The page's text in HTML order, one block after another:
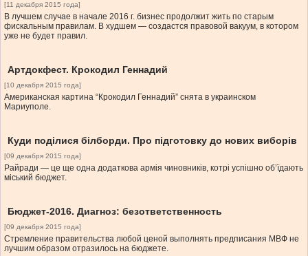
[11 декабря 2015 года]
В лучшем случае в начале 2016 г. бизнес продолжит жить по старым
фискальным правилам. В худшем — создастся правовой вакуум, в котором
уже не будет правил.
Артдокфест. Крокодил Геннадий
[10 декабря 2015 года]
Американская картина “Крокодил Геннадий” снята в украинском
Мариуполе.
Куди поділися білборди. Про підготовку до нових виборів
[09 декабря 2015 года]
Райради — це ще одна додаткова армія чиновників, котрі успішно об’їдають
міський бюджет.
Бюджет-2016. Диагноз: безответственность
[09 декабря 2015 года]
Стремление правительства любой ценой выполнять предписания МВФ не
лучшим образом отразилось на бюджете.